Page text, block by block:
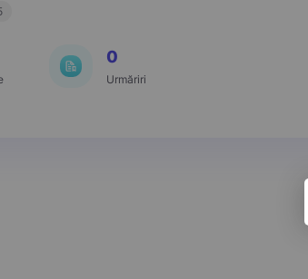
0
Urmăriri